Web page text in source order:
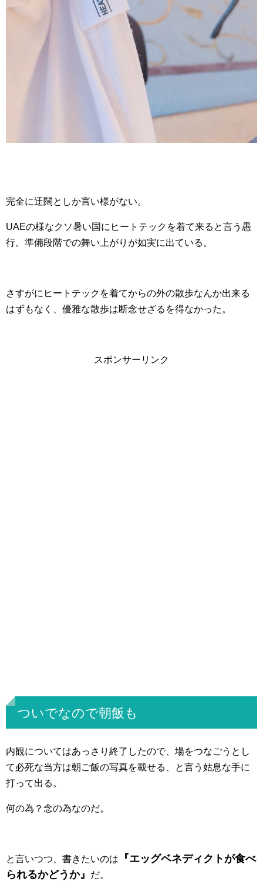
完全に迂闊としか言い様がない。
UAEの様なクソ暑い国にヒートテックを着て来ると言う愚
行。準備段階での舞い上がりが如実に出ている。
さすがにヒートテックを着てからの外の散歩なんか出来る
はずもなく、優雅な散歩は断念せざるを得なかった。
スポンサーリンク
ついでなので朝飯も
内観についてはあっさり終了したので、場をつなごうとし
て必死な当方は朝ご飯の写真を載せる、と言う姑息な手に
打って出る。
何の為？念の為なのだ。
と言いつつ、書きたいのは
『エッグベネディクトが食べ
られるかどうか』
だ。